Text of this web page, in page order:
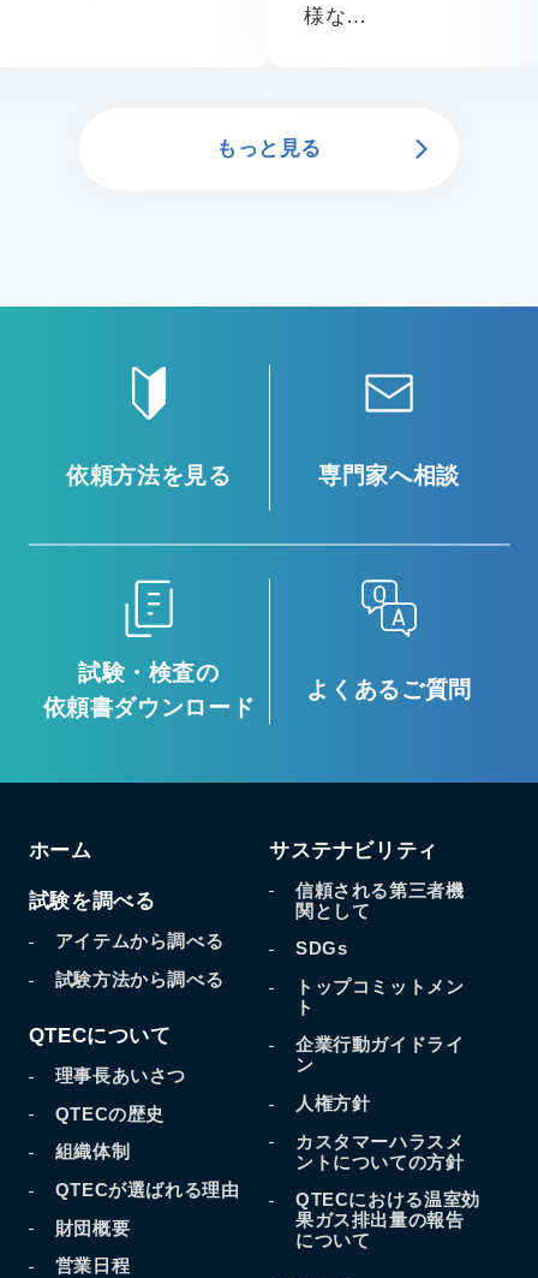
様な…
もっと見る
依頼方法を見る 専門家へ相談
試験・検査の
依頼書ダウンロード
よくあるご質問
ホーム
試験を調べる
アイテムから調べる
試験方法から調べる
QTECについて
理事長あいさつ
QTECの歴史
組織体制
QTECが選ばれる理由
財団概要
営業日程
サステナビリティ
信頼される第三者機
関として
SDGs
トップコミットメン
ト
企業行動ガイドライ
ン
人権方針
カスタマーハラスメ
ントについての方針
QTECにおける温室効
果ガス排出量の報告
について